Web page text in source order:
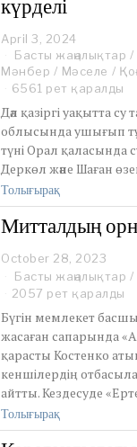
күрделі
April 3, 2024
p
r
i
3
,
2
0
Басты жаңалықтар /
Мәнбер / Мәселе /
6561 рет қаралды
Дәл қазіргі уақытта
облысында ушығып
түні Орал қаласында
Деркөл және Шаған
Толығырақ
Митталдың
October 28, 2023
c
t
b
e
r
2
8
Басты жаңалықтар /
2057 рет қаралды
Бүгін мемлекет
жасаған сапарында
қарасты Костенко
кеншілердің
айтты. Кездесуде
Толығырақ